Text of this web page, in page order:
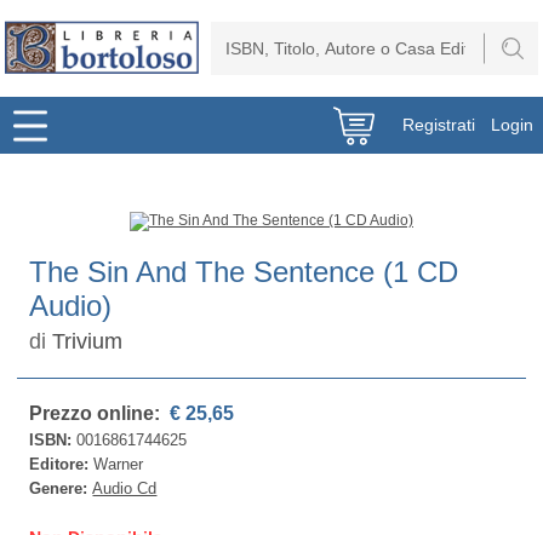
Registrati Login
The Sin And The Sentence (1 CD
Audio)
diTrivium
Prezzo online: € 25,65
ISBN:0016861744625
Editore:Warner
Genere:Audio Cd